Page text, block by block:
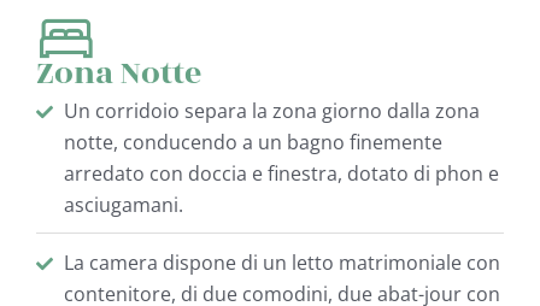
Zona Notte
Un corridoio separa la zona giorno dalla zona
notte, conducendo a un bagno finemente
arredato con doccia e finestra, dotato di phon e
asciugamani.
La camera dispone di un letto matrimoniale con
contenitore, di due comodini, due abat-jour con